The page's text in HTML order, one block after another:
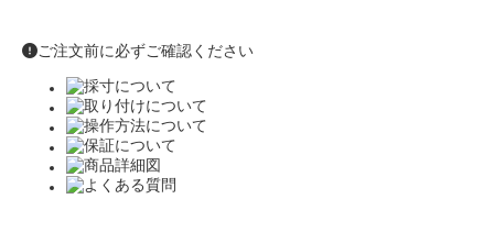
ご注文前に必ずご確認ください